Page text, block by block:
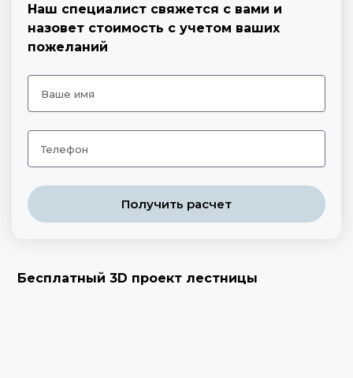
Наш специалист свяжется с вами и
назовет стоимость с учетом ваших
пожеланий
Получить расчет
Бесплатный 3D проект лестницы